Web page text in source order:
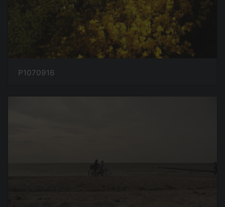
P1070916